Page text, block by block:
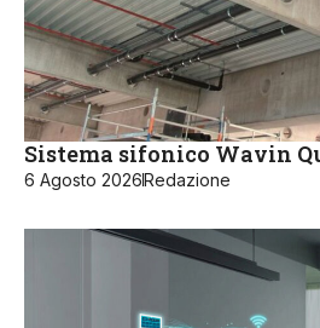
Sistema sifonico Wavin
6 Agosto 2026Redazione